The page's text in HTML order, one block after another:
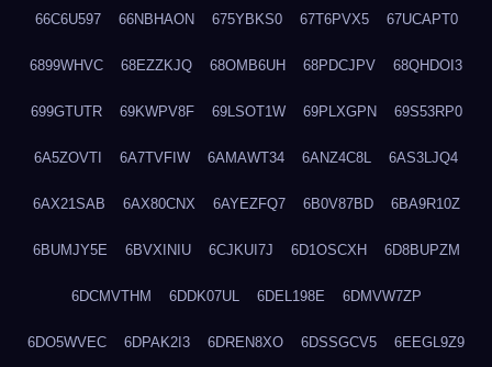
66C6U597 66NBHAON 675YBKS0 67T6PVX5 67UCAPT0
6899WHVC 68EZZKJQ 68OMB6UH 68PDCJPV 68QHDOI3
699GTUTR 69KWPV8F 69LSOT1W 69PLXGPN 69S53RP0
6A5ZOVTI 6A7TVFIW 6AMAWT34 6ANZ4C8L 6AS3LJQ4
6AX21SAB 6AX80CNX 6AYEZFQ7 6B0V87BD 6BA9R10Z
6BUMJY5E 6BVXINIU 6CJKUI7J 6D1OSCXH 6D8BUPZM
6DCMVTHM 6DDK07UL 6DEL198E 6DMVW7ZP
6DO5WVEC 6DPAK2I3 6DREN8XO 6DSSGCV5 6EEGL9Z9